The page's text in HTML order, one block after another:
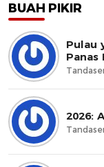
BUAH PIKIR
Pulau
Panas
2026: